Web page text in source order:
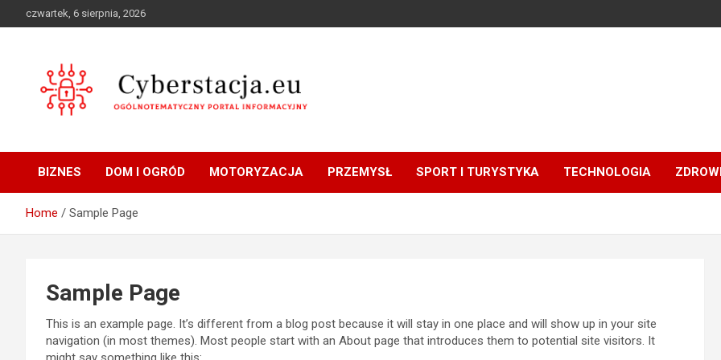
to
czwartek, 6 sierpnia, 2026
Cyberstacja.eu
BIZNES DOM I OGRÓD MOTORYZACJA PRZEMYSŁ SPORT I TURYSTYKA TECHNOLOGIA
Home Sample Page
Sample Page
This is an example page. It’s different from a blog post because it will stay in one place and will show up in your site
navigation (in most themes). Most people start with an About page that introduces them to potential site visitors. It